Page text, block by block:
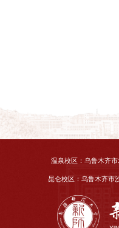
温泉校区：乌鲁木齐
昆仑校区：乌鲁木齐市